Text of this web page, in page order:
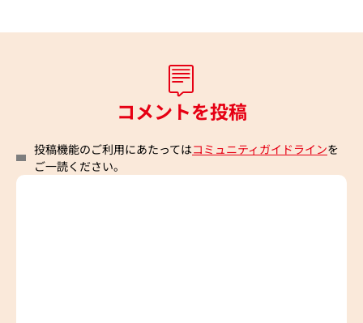
コメントを投稿
投稿機能のご利用にあたってはコミュニティガイドラインを
ご一読ください。